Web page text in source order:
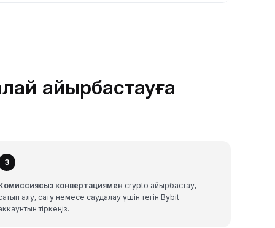
айырбастауға
3
конвертациямен crypto айырбастау,
алу, сату немесе саудалау үшін тегін Bybit
тіркеңіз.